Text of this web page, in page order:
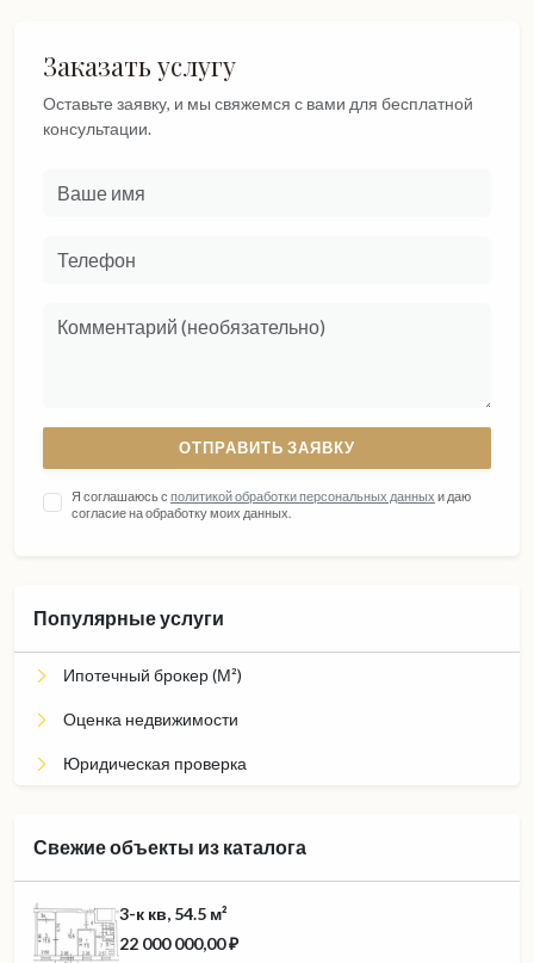
Заказать услугу
Оставьте заявку, и мы свяжемся с вами для бесплатной
консультации.
ОТПРАВИТЬ ЗАЯВКУ
Я соглашаюсь с политикой обработки персональных данных и даю
согласие на обработку моих данных.
Популярные услуги
Ипотечный брокер (М²)
Оценка недвижимости
Юридическая проверка
Свежие объекты из каталога
3-к кв, 54.5 м²
22 000 000,00 ₽